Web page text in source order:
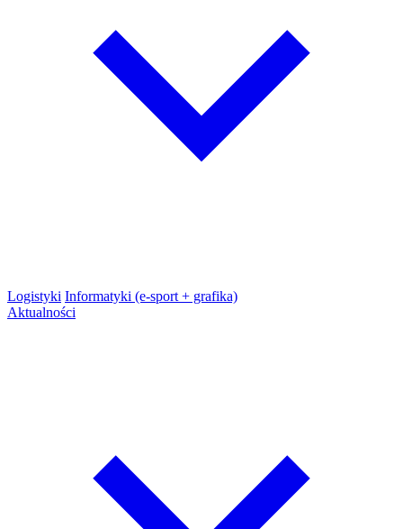
Logistyki Informatyki (e-sport + grafika)
Aktualności